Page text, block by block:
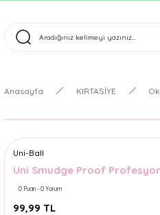
Tüm Siparişler
Anasayfa KIRTASİYE
Uni-Ball
Uni Smudge Proof
0 Puan - 0 Yorum
99,99 TL